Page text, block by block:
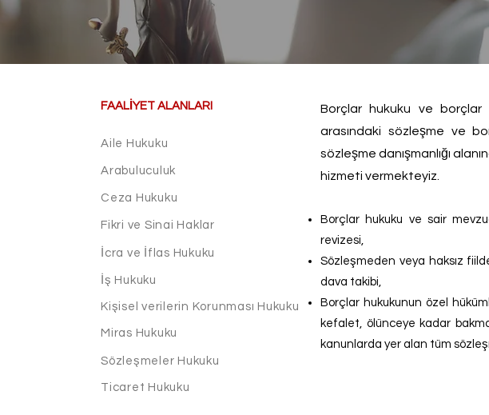
FAALİYET ALANLARI
Aile Hukuku
Arabuluculuk
Ceza Hukuku
Fikri ve Sinai Haklar
İcra ve İflas Hukuku
İş Hukuku
Kişisel verilerin Korunması Hukuku
Miras Hukuku
Sözleşmeler Hukuku
Ticaret Hukuku
Borçlar hukuku ve borçlar
arasındaki sözleşme ve
sözleşme danışmanlığı
hizmeti vermekteyiz.
Borçlar hukuku ve sair
revizesi,
Sözleşmeden veya haksız
dava takibi,
Borçlar hukukunun özel
kefalet, ölünceye kadar
kanunlarda yer alan tüm